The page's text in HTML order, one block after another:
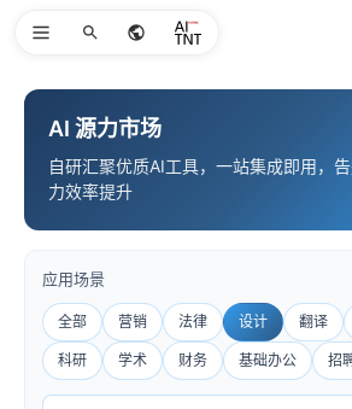
AI 源力市场
自研汇聚优质AI工具，一站集成即用，
力效率提升
应用场景
全部 营销 法律 设计 翻译
科研 学术 财务 基础办公 招